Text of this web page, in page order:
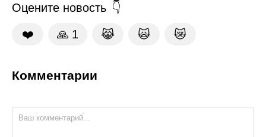
Оцените новость
❤️ 🙏 1 😹 🙀 😿
Комментарии